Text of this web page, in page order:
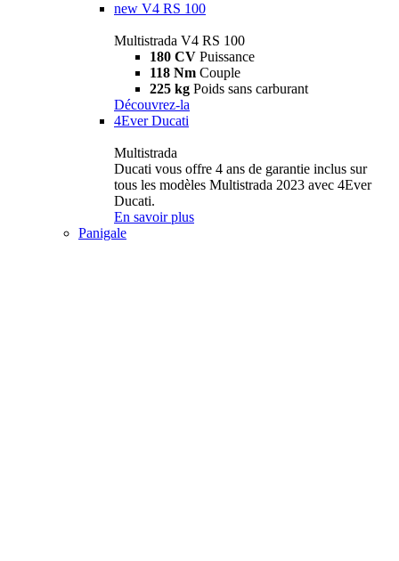
new V4 RS 100
Multistrada V4 RS 100
180 CV Puissance
118 Nm Couple
225 kg Poids sans carburant
Découvrez-la
4Ever Ducati
Multistrada
Ducati vous offre 4 ans de garantie inclus sur
tous les modèles Multistrada 2023 avec 4Ever
Ducati.
En savoir plus
Panigale